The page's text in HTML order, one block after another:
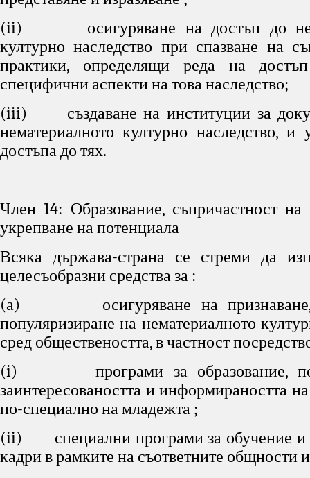
(ii) осигуряване на достъп до
културно наследство при спазване на
практики, определящи реда на
специфични аспекти на това наследство;
(iii) създаване на институции за
нематериалното културно наследство, и
достъпа до тях.
Член 14: Образование, съпричастност
укрепване на потенциала
Всяка държава-страна се стреми да
целесъобразни средства за :
(а) осигуряване на признаване,
популяризиране на нематериалното
сред обществеността, в частност
(i) програми за образование,
заинтересоваността и информираността
по-специално на младежта ;
(ii) специални програми за обучение и
кадри в рамките на съответните общности